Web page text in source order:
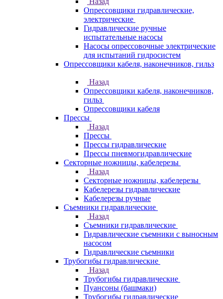
Опрессовщики гидравлические,
электрические
Гидравлические ручные
испытательные насосы
Насосы опрессовочные электрические
для испытаний гидросистем
Опрессовщики кабеля, наконечников, гильз
Назад
Опрессовщики кабеля, наконечников,
гильз
Опрессовщики кабеля
Прессы
Назад
Прессы
Прессы гидравлические
Прессы пневмогидравлические
Секторные ножницы, кабелерезы
Назад
Секторные ножницы, кабелерезы
Кабелерезы гидравлические
Кабелерезы ручные
Съемники гидравлические
Назад
Съемники гидравлические
Гидравлические cъемники с выносным
насосом
Гидравлические съемники
Трубогибы гидравлические
Назад
Трубогибы гидравлические
Пуансоны (башмаки)
Трубогибы гидравлические